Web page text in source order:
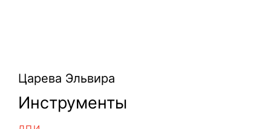
Царева Эльвира
Инструменты